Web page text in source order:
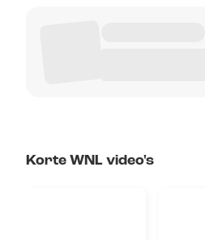
Korte WNL video's